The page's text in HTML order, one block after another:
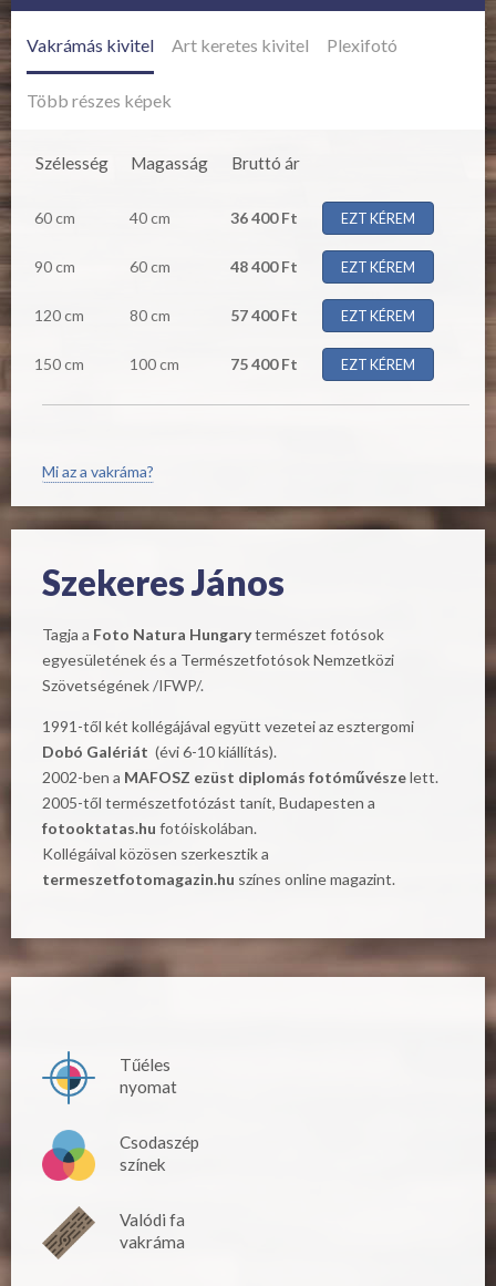
Szekeres János
Tagja a Foto Natura Hungarytermészet fotósok
egyesületének és a Természetfotósok Nemzetközi
Szövetségének /IFWP/.
1991-től két kollégájával együtt vezetei az esztergomi
Dobó Galériát (évi 6-10 kiállítás).
2002-ben a MAFOSZ ezüst diplomás fotóművészelett.
2005-től természetfotózást tanít, Budapesten a
fotooktatas.hu fotóiskolában.
Kollégáival közösen szerkesztik a
termeszetfotomagazin.hu színes online magazint.
Vakrámás kivitel Art keretes kivitel Plexifotó
Több részes képek
Szélesség Magasság Bruttó ár
60 cm 40 cm 36 400 Ft EZT KÉREM
90 cm 60 cm 48 400 Ft EZT KÉREM
120 cm 80 cm 57 400 Ft EZT KÉREM
150 cm 100 cm 75 400 Ft EZT KÉREM
Mi az a vakráma?
Tűéles
nyomat
Csodaszép
színek
Valódi fa
vakráma